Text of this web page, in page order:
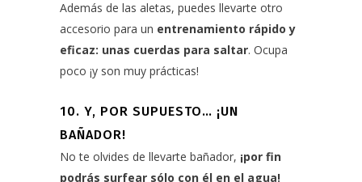
Además de las aletas, puedes llevarte otro
accesorio para un entrenamiento rápido y
eficaz: unas cuerdas para saltar. Ocupa
poco ¡y son muy prácticas!
10. Y, POR SUPUESTO… ¡UN
BAÑADOR!
No te olvides de llevarte bañador, ¡por fin
podrás surfear sólo con él en el agua!